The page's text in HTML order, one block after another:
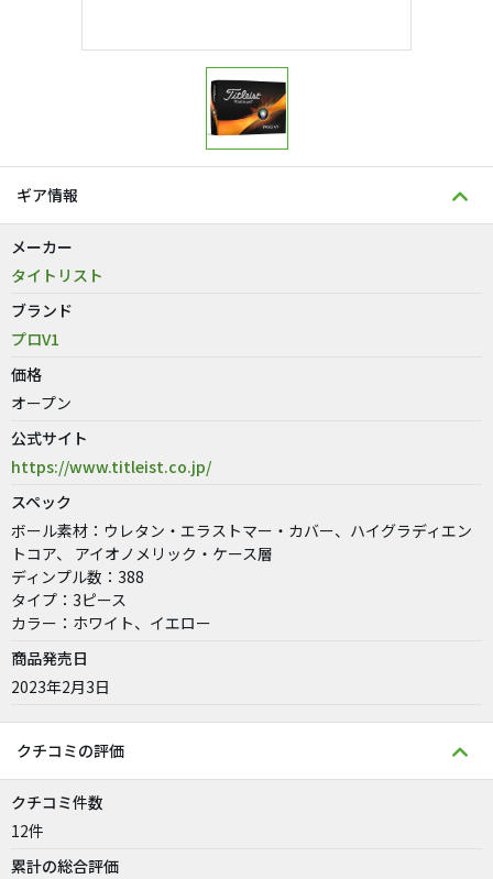
ギア情報
メーカー
タイトリスト
ブランド
プロV1
価格
オープン
公式サイト
https://www.titleist.co.jp/
スペック
ボール素材：ウレタン・エラストマー・カバー、ハイグラディエン
トコア、 アイオノメリック・ケース層
ディンプル数：388
タイプ：3ピース
カラー：ホワイト、イエロー
商品発売日
2023年2月3日
クチコミの評価
クチコミ件数
12件
累計の総合評価